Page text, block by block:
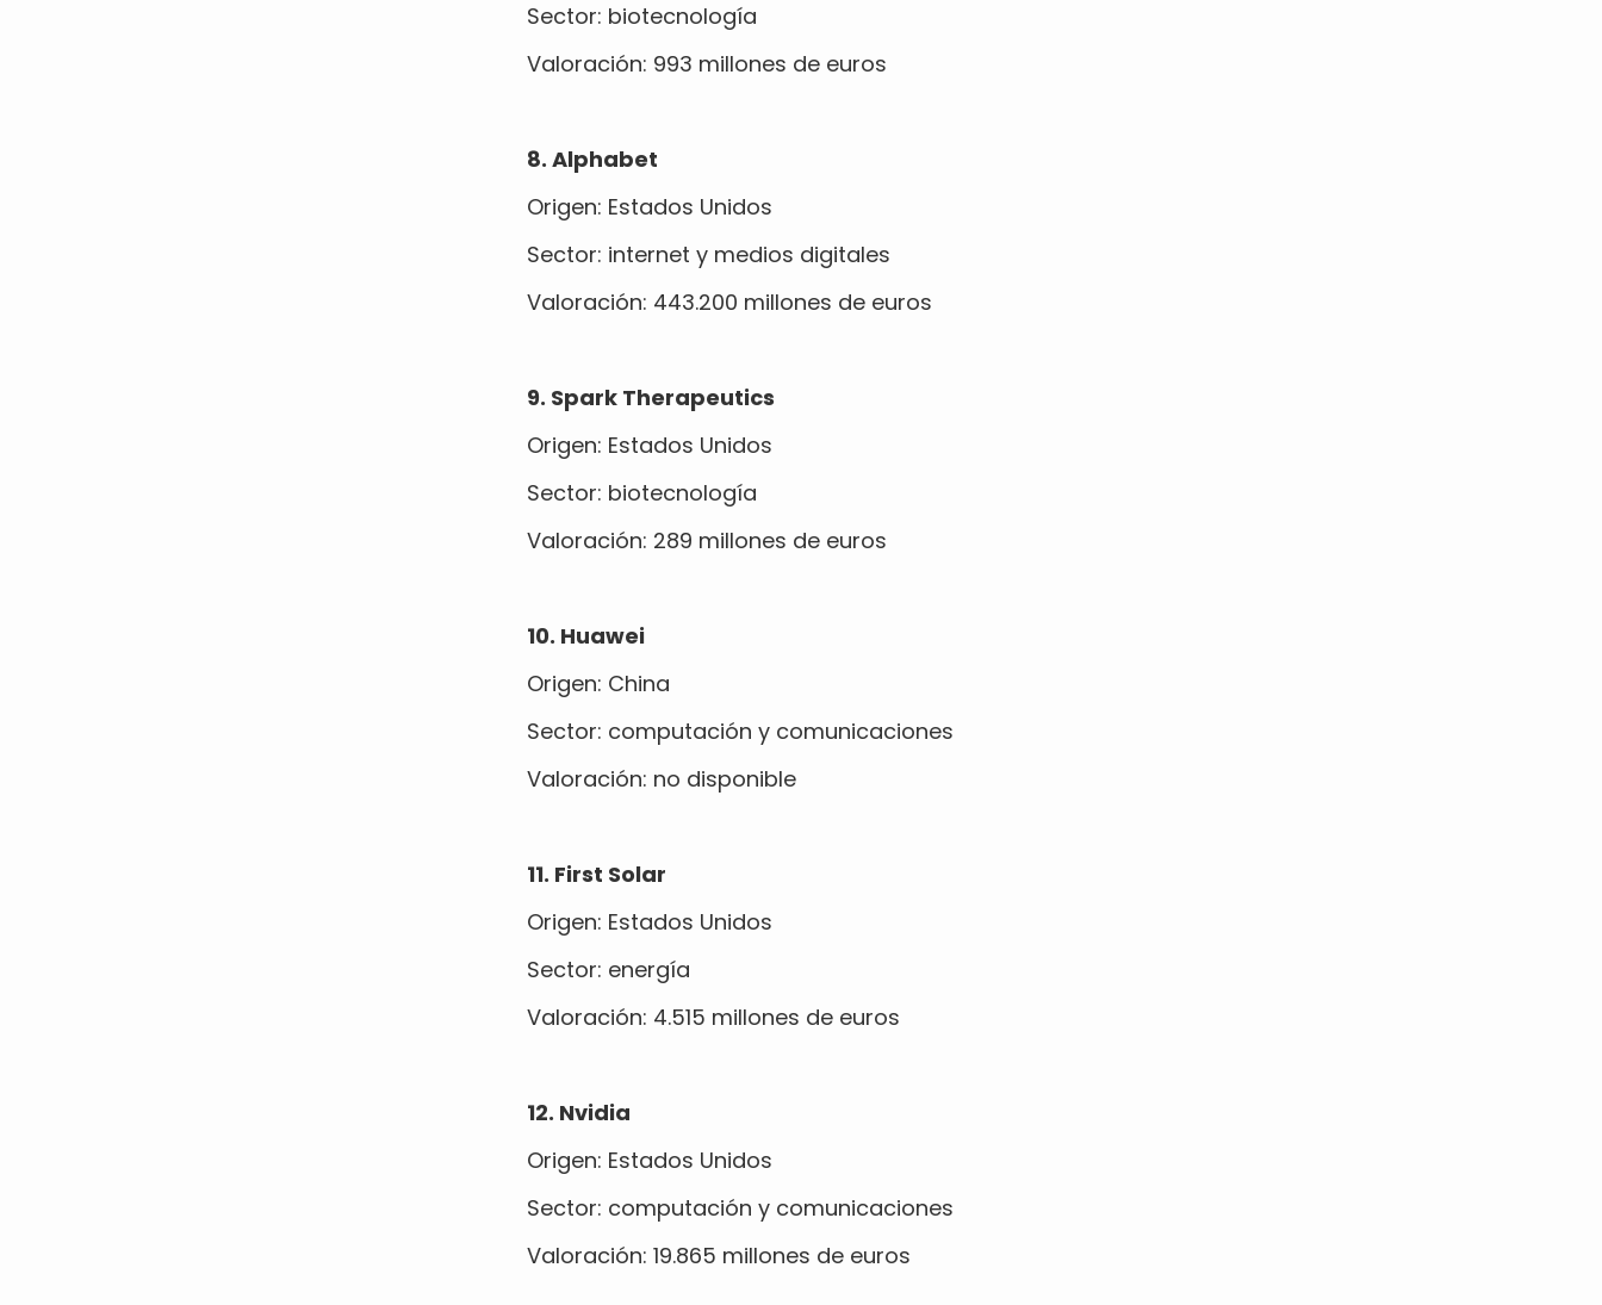
Sector: biotecnología
Valoración: 993 millones de euros
8. Alphabet
Origen: Estados Unidos
Sector: internet y medios digitales
Valoración: 443.200 millones de euros
9. Spark Therapeutics
Origen: Estados Unidos
Sector: biotecnología
Valoración: 289 millones de euros
10. Huawei
Origen: China
Sector: computación y comunicaciones
Valoración: no disponible
11. First Solar
Origen: Estados Unidos
Sector: energía
Valoración: 4.515 millones de euros
12. Nvidia
Origen: Estados Unidos
Sector: computación y comunicaciones
Valoración: 19.865 millones de euros